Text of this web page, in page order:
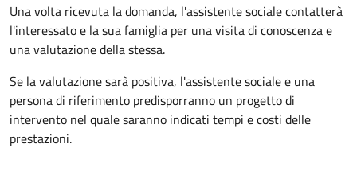
Una volta ricevuta la domanda, l'assistente sociale contatterà
l'interessato e la sua famiglia per una visita di conoscenza e
una valutazione della stessa.
Se la valutazione sarà positiva, l'assistente sociale e una
persona di riferimento predisporranno un progetto di
intervento nel quale saranno indicati tempi e costi delle
prestazioni.